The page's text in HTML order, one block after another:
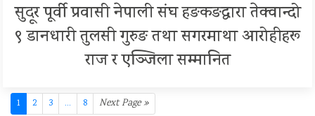
सुदूर पूर्वी प्रवासी नेपाली संघ हङकङद्वारा तेक्वान्दो
९ डानधारी तुलसी गुरुङ तथा सगरमाथा आरोहीहरू
राज र एञ्जिला सम्मानित
1 2 3 ... 8 Next Page »